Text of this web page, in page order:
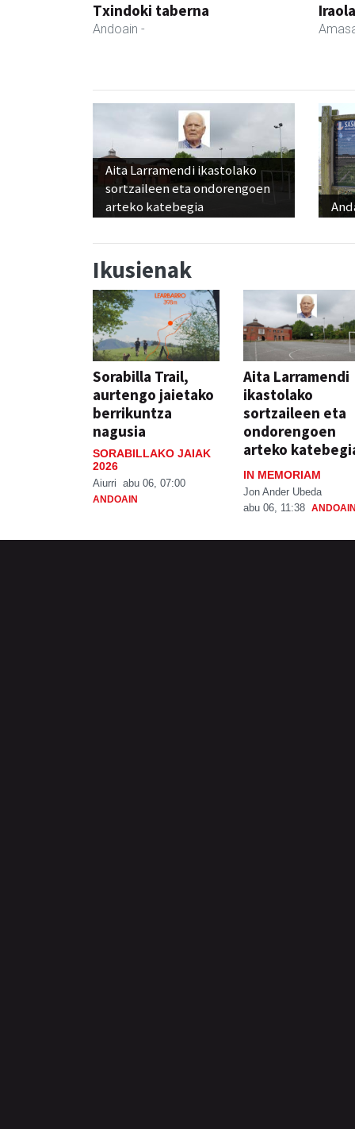
Txindoki taberna
Andoain -
Aita Larramendi ikastolako
sortzaileen eta ondorengoen
arteko katebegia
Ikusienak
Sorabilla Trail,
aurtengo jaietako
berrikuntza
nagusia
SORABILLAKO JAIAK
2026
Aiurri abu 06, 07:00
ANDOAIN
Aita Larramendi
ikastolako
sortzaileen eta
ondorengoen
arteko
IN MEMORIAM
Jon Ander Ubeda
abu 06, 11:38